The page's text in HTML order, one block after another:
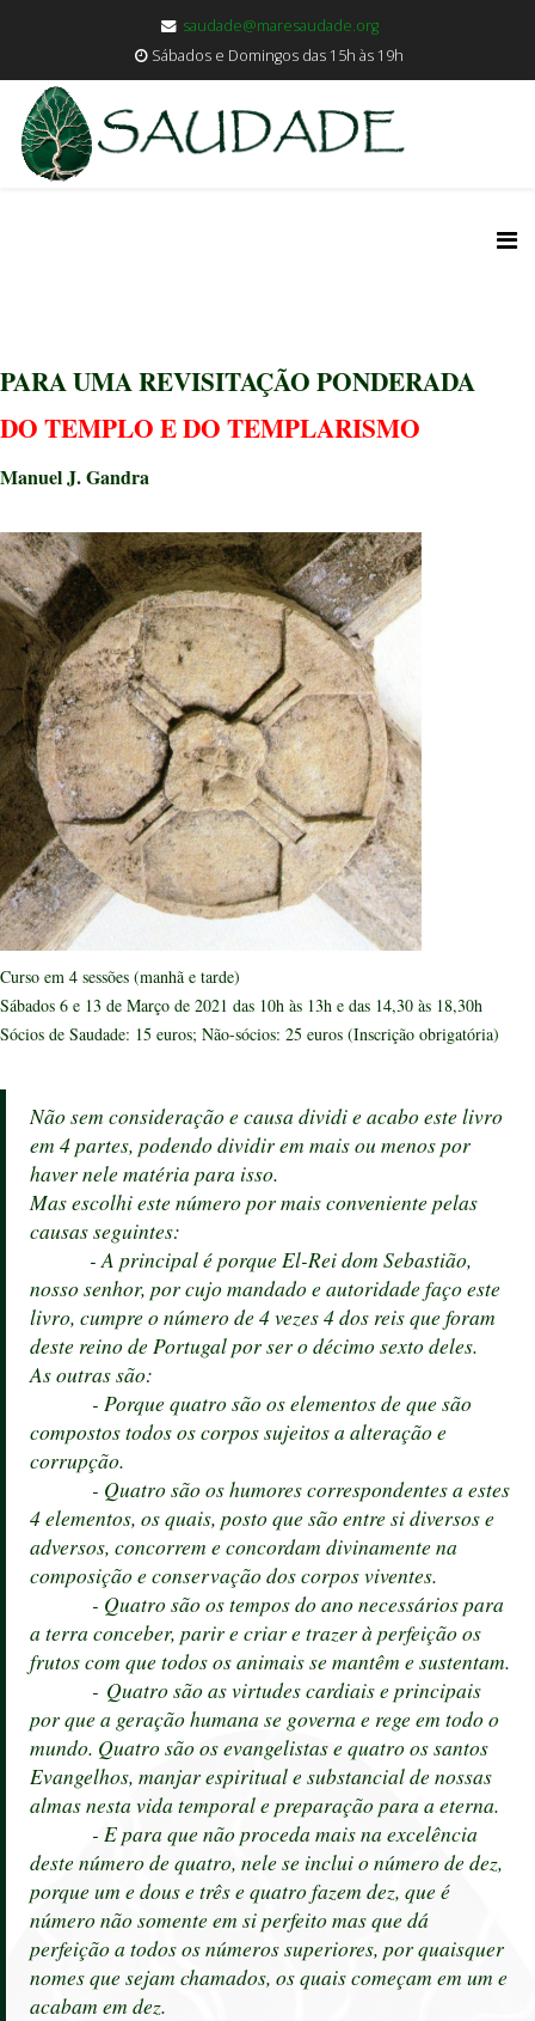
saudade@maresaudade.org
Sábados e Domingos das 15h às 19h
PARA UMA REVISITAÇÃO PONDERADA
DO TEMPLO E DO TEMPLARISMO
Manuel J. Gandra
Curso em 4 sessões (manhã e tarde)
Sábados 6 e 13 de Março de 2021 das 10h às 13h e das 14,30 às 18,30h
Sócios de Saudade: 15 euros; Não-sócios: 25 euros (Inscrição obrigatória)
Não sem consideração e causa dividi e acabo este livro
em 4 partes, podendo dividir em mais ou menos por
haver nele matéria para isso.
Mas escolhi este número por mais conveniente pelas
causas seguintes:
- A principal é porque El-Rei dom Sebastião,
nosso senhor, por cujo mandado e autoridade faço este
livro, cumpre o número de 4 vezes 4 dos reis que foram
deste reino de Portugal por ser o décimo sexto deles.
As outras são:
- Porque quatro são os elementos de que são
compostos todos os corpos sujeitos a alteração e
corrupção.
- Quatro são os humores correspondentes a estes
4 elementos, os quais, posto que são entre si diversos e
adversos, concorrem e concordam divinamente na
composição e conservação dos corpos viventes.
- Quatro são os tempos do ano necessários para
a terra conceber, parir e criar e trazer à perfeição os
frutos com que todos os animais se mantêm e sustentam.
- Quatro são as virtudes cardiais e principais
por que a geração humana se governa e rege em todo o
mundo. Quatro são os evangelistas e quatro os santos
Evangelhos, manjar espiritual e substancial de nossas
almas nesta vida temporal e preparação para a eterna.
- E para que não proceda mais na excelência
deste número de quatro, nele se inclui o número de dez,
porque um e dous e três e quatro fazem dez, que é
número não somente em si perfeito mas que dá
perfeição a todos os números superiores, por quaisquer
nomes que sejam chamados, os quais começam em um e
acabam em dez.